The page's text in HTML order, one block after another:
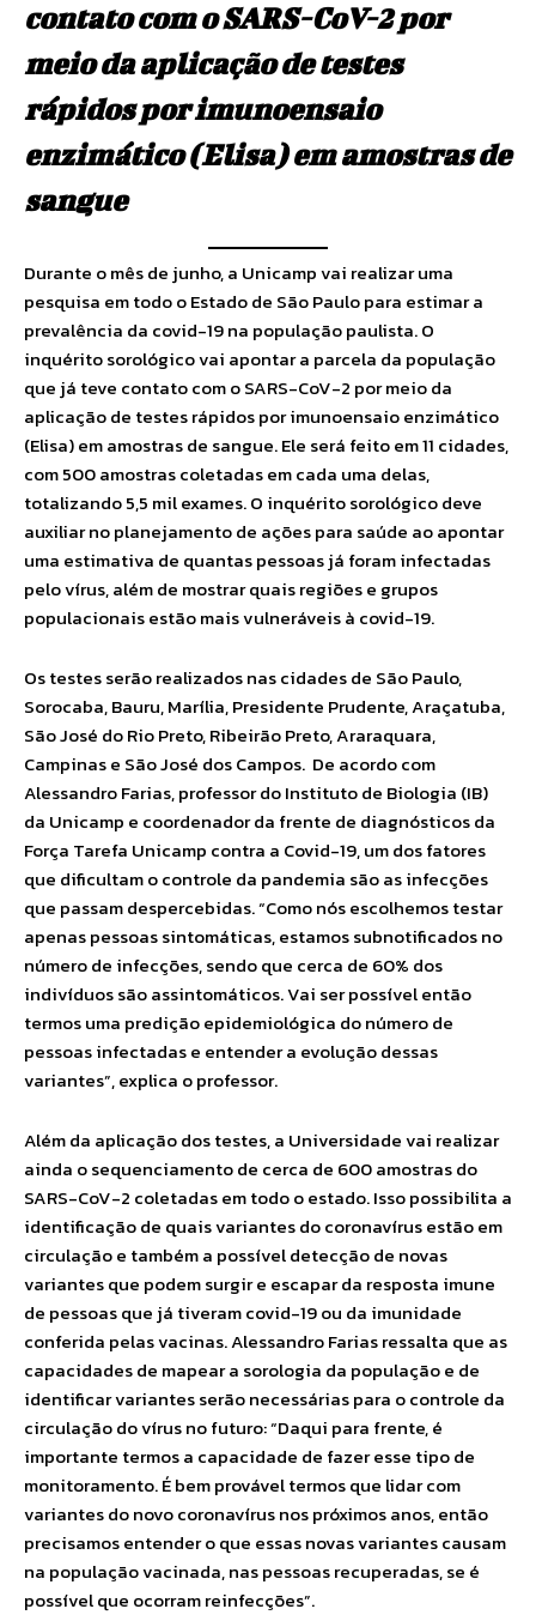
contato com o SARS-CoV-2 por
meio da aplicação de testes
rápidos por imunoensaio
enzimático (Elisa) em amostras de
sangue
Durante o mês de junho, a Unicamp vai realizar uma
pesquisa em todo o Estado de São Paulo para estimar a
prevalência da covid-19 na população paulista. O
inquérito sorológico vai apontar a parcela da população
que já teve contato com o SARS-CoV-2 por meio da
aplicação de testes rápidos por imunoensaio enzimático
(Elisa) em amostras de sangue. Ele será feito em 11 cidades,
com 500 amostras coletadas em cada uma delas,
totalizando 5,5 mil exames. O inquérito sorológico deve
auxiliar no planejamento de ações para saúde ao apontar
uma estimativa de quantas pessoas já foram infectadas
pelo vírus, além de mostrar quais regiões e grupos
populacionais estão mais vulneráveis à covid-19.
Os testes serão realizados nas cidades de São Paulo,
Sorocaba, Bauru, Marília, Presidente Prudente, Araçatuba,
São José do Rio Preto, Ribeirão Preto, Araraquara,
Campinas e São José dos Campos. De acordo com
Alessandro Farias, professor do Instituto de Biologia (IB)
da Unicamp e coordenador da frente de diagnósticos da
Força Tarefa Unicamp contra a Covid-19, um dos fatores
que dificultam o controle da pandemia são as infecções
que passam despercebidas. “Como nós escolhemos testar
apenas pessoas sintomáticas, estamos subnotificados no
número de infecções, sendo que cerca de 60% dos
indivíduos são assintomáticos. Vai ser possível então
termos uma predição epidemiológica do número de
pessoas infectadas e entender a evolução dessas
variantes”, explica o professor.
Além da aplicação dos testes, a Universidade vai realizar
ainda o sequenciamento de cerca de 600 amostras do
SARS-CoV-2 coletadas em todo o estado. Isso possibilita a
identificação de quais variantes do coronavírus estão em
circulação e também a possível detecção de novas
variantes que podem surgir e escapar da resposta imune
de pessoas que já tiveram covid-19 ou da imunidade
conferida pelas vacinas. Alessandro Farias ressalta que as
capacidades de mapear a sorologia da população e de
identificar variantes serão necessárias para o controle da
circulação do vírus no futuro: “Daqui para frente, é
importante termos a capacidade de fazer esse tipo de
monitoramento. É bem provável termos que lidar com
variantes do novo coronavírus nos próximos anos, então
precisamos entender o que essas novas variantes causam
na população vacinada, nas pessoas recuperadas, se é
possível que ocorram reinfecções”.